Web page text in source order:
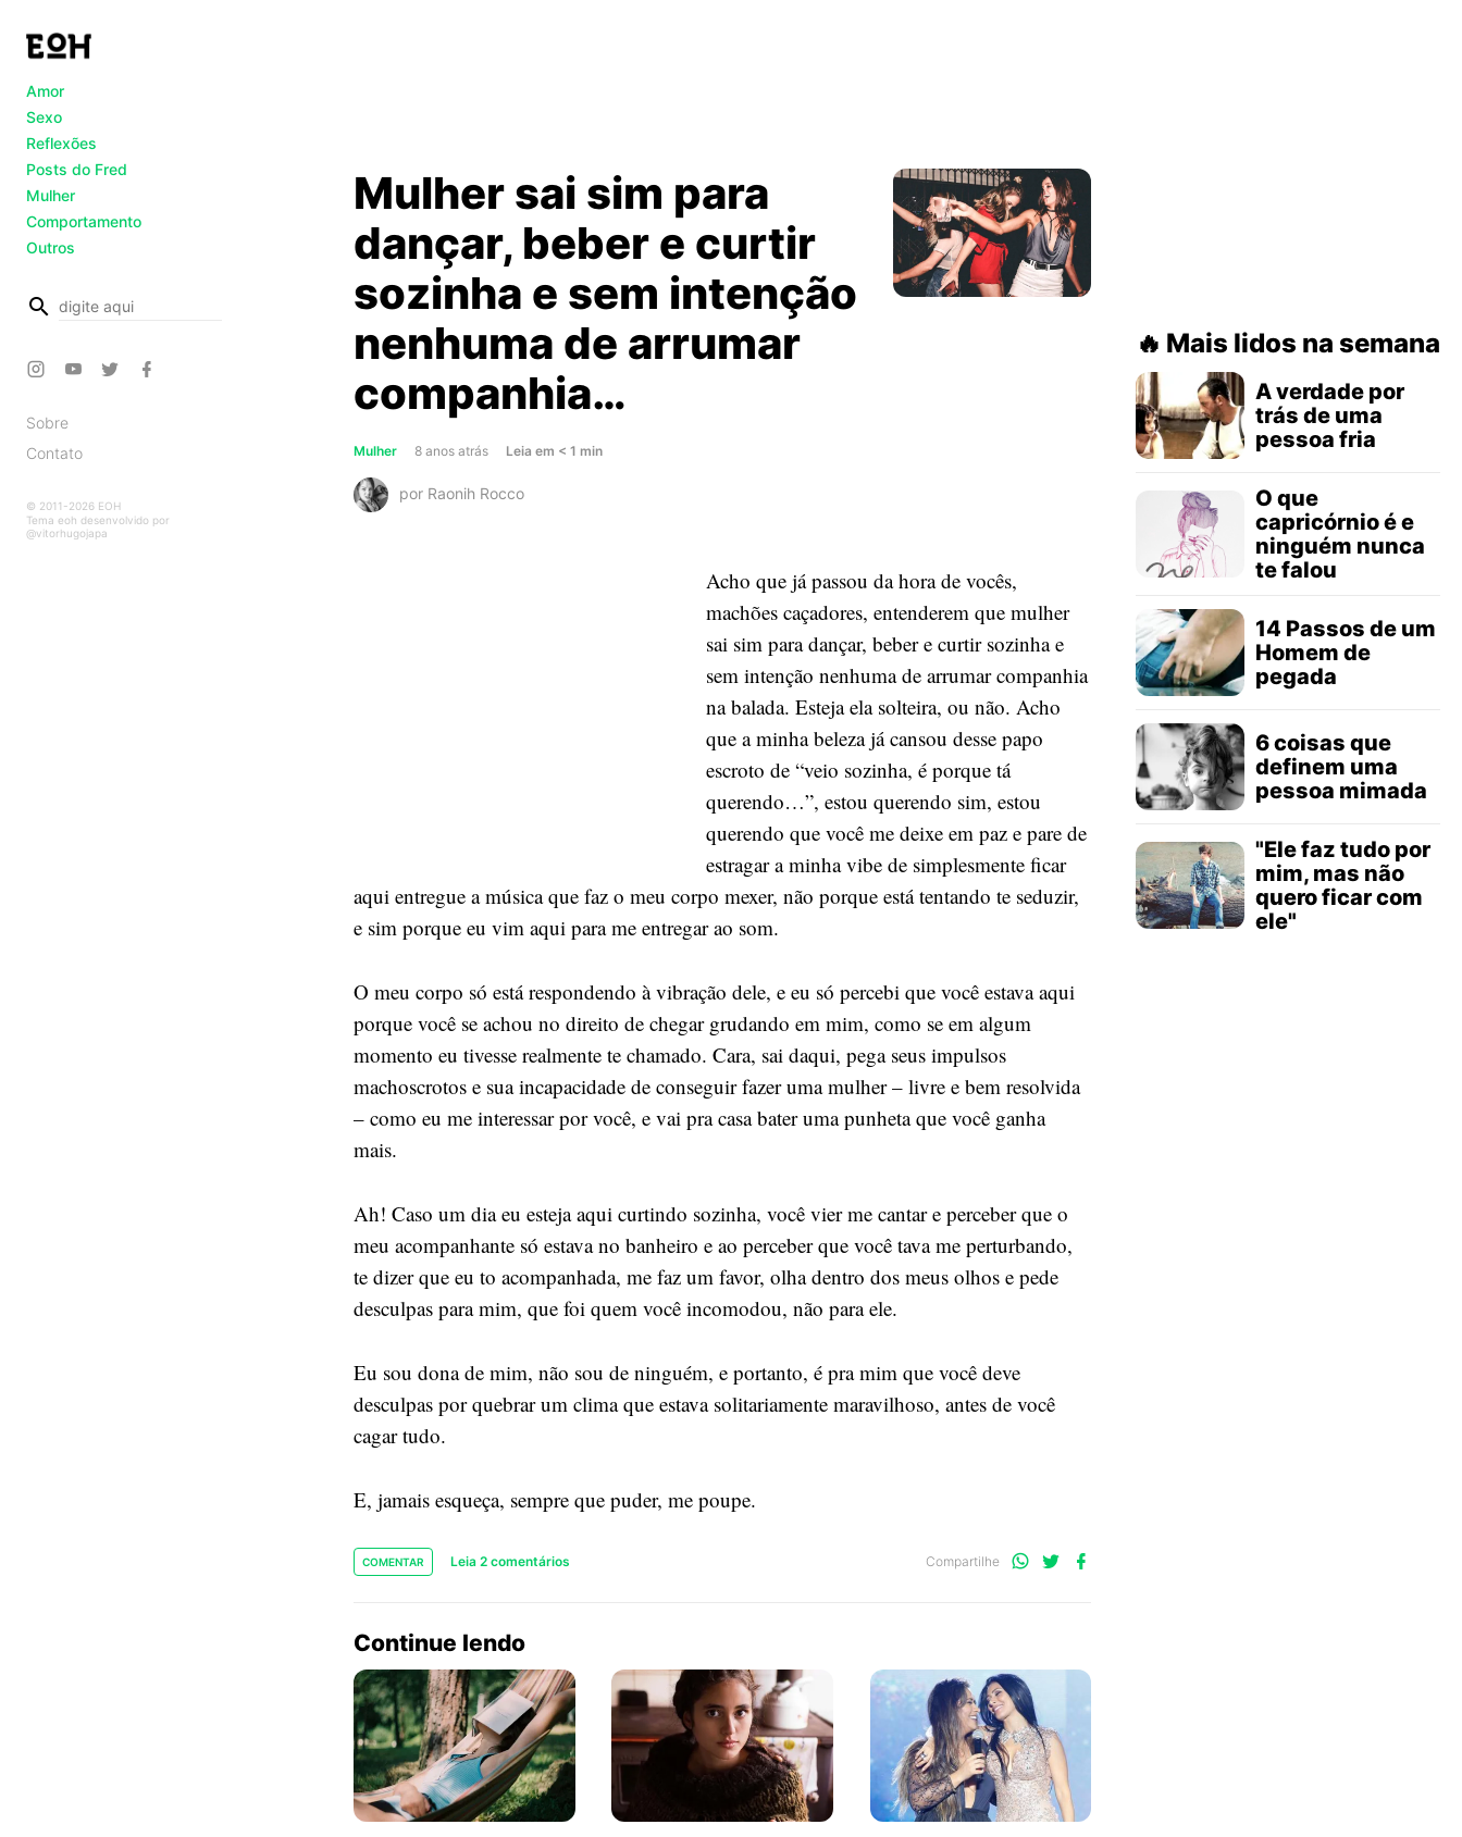
Amor
Sexo
Reflexões
Posts do Fred
Mulher
Comportamento
Outros
busca
Sobre
Contato
© 2011-2026 EOH
Tema eoh desenvolvido por
@vitorhugojapa
Mulher sai sim para
dançar, beber e curtir
sozinha e sem intenção
nenhuma de arrumar
companhia…
Mulher 8 anos atrás Leiaabout
em < 1 min
por Raonih Rocco
Acho que já passou da hora de vocês,
machões caçadores, entenderem que mulher
sai sim para dançar, beber e curtir sozinha e
sem intenção nenhuma de arrumar companhia
na balada. Esteja ela solteira, ou não. Acho
que a minha beleza já cansou desse papo
escroto de “veio sozinha, é porque tá
querendo…”, estou querendo sim, estou
querendo que você me deixe em paz e pare de
estragar a minha vibe de simplesmente ficar
aqui entregue a música que faz o meu corpo mexer, não porque está tentando te seduzir,
e sim porque eu vim aqui para me entregar ao som.
O meu corpo só está respondendo à vibração dele, e eu só percebi que você estava aqui
porque você se achou no direito de chegar grudando em mim, como se em algum
momento eu tivesse realmente te chamado. Cara, sai daqui, pega seus impulsos
machoscrotos e sua incapacidade de conseguir fazer uma mulher – livre e bem resolvida
– como eu me interessar por você, e vai pra casa bater uma punheta que você ganha
mais.
Ah! Caso um dia eu esteja aqui curtindo sozinha, você vier me cantar e perceber que o
meu acompanhante só estava no banheiro e ao perceber que você tava me perturbando,
te dizer que eu to acompanhada, me faz um favor, olha dentro dos meus olhos e pede
desculpas para mim, que foi quem você incomodou, não para ele.
Eu sou dona de mim, não sou de ninguém, e portanto, é pra mim que você deve
desculpas por quebrar um clima que estava solitariamente maravilhoso, antes de você
cagar tudo.
E, jamais esqueça, sempre que puder, me poupe.
COMENTAR Leia 2 comentários Compartilhe
Compartilhe
Compartilhe
Continue lendo
Mais lidos na semana
A verdade por
trás de uma
pessoa fria
O que
capricórnio é e
ninguém nunca
te falou
14 Passos de um
Homem de
pegada
6 coisas que
definem uma
pessoa mimada
"Ele faz tudo por
mim, mas não
quero ficar com
ele"